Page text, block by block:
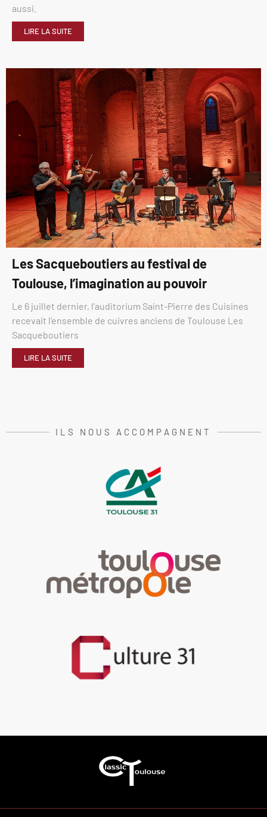
aussi.
LIRE LA SUITE
Les Sacqueboutiers au festival de
Toulouse, l’imagination au pouvoir
Le 6 juillet dernier, l’auditorium Saint-Pierre des Cuisines
recevait l’ensemble de cuivres anciens de Toulouse Les
Sacqueboutiers
LIRE LA SUITE
ILS NOUS ACCOMPAGNENT